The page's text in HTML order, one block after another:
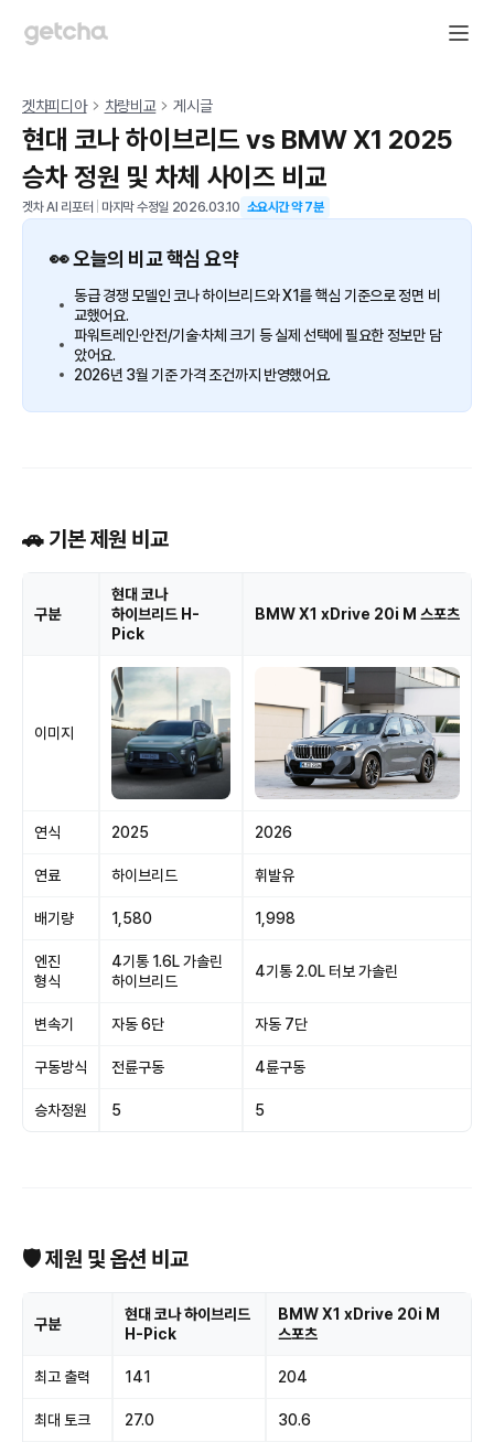
겟차피디아 차량비교 게시글
현대 코나 하이브리드 vs BMW X1 2025
승차 정원 및 차체 사이즈 비교
겟차 AI 리포터 마지막 수정일 2026.03.10 소요시간 약7분
👀 오늘의 비교 핵심 요약
동급 경쟁 모델인 코나 하이브리드와 X1를 핵심 기준으로 정면 비
교했어요.
파워트레인·안전/기술·차체 크기 등 실제 선택에 필요한 정보만 담
았어요.
2026년 3월 기준 가격 조건까지 반영했어요.
🚗 기본 제원 비교
구분
현대 코나
하이브리드 H-
Pick
BMW X1 xDrive 20i M 스포츠
이미지
연식 2025 2026
연료 하이브리드 휘발유
배기량 1,580 1,998
엔진
형식
4기통 1.6L 가솔린
하이브리드
4기통 2.0L 터보 가솔린
변속기 자동 6단 자동 7단
구동방식 전륜구동 4륜구동
승차정원 5 5
🛡 제원 및 옵션 비교
구분
현대 코나 하이브리드
H-Pick
BMW X1 xDrive 20i M
스포츠
최고 출력 141 204
최대 토크 27.0 30.6